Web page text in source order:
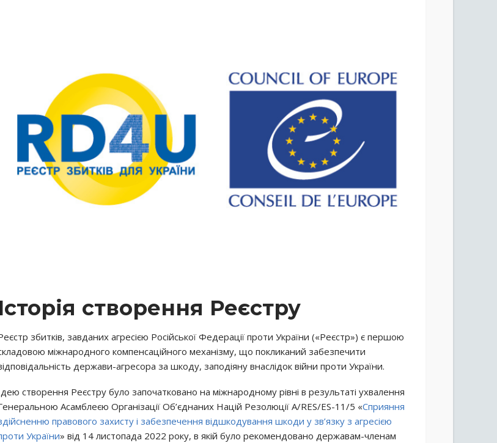
Історія створення Реєстру
збитків, завданих агресією Російської Федерації проти України («Реєстр») є першою
міжнародного компенсаційного механізму, що покликаний забезпечити
держави-агресора за шкоду, заподіяну внаслідок війни проти України.
створення Реєстру було започатковано на міжнародному рівні в результаті ухвалення
Асамблеєю Організації Об’єднаних Націй Резолюції A/RES/ES-11/5 «Сприяння
правового захисту і забезпечення відшкодування шкоди у зв’язку з агресією
України» від 14 листопада 2022 року, в якій було рекомендовано державам-членам